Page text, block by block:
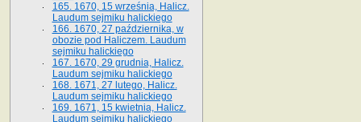
165. 1670, 15 września, Halicz.
Laudum sejmiku halickiego
166. 1670, 27 października, w
obozie pod Haliczem. Laudum
sejmiku halickiego
167. 1670, 29 grudnia, Halicz.
Laudum sejmiku halickiego
168. 1671, 27 lutego, Halicz.
Laudum sejmiku halickiego
169. 1671, 15 kwietnia, Halicz.
Laudum sejmiku halickiego